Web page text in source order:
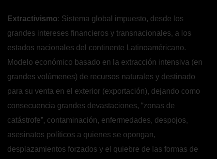
Extractivismo: Sistema global impuesto, desde los
grandes intereses financieros y transnacionales, a los
estados nacionales del continente Latinoaméricano.
Modelo económico basado en la extracción intensiva (en
grandes volúmenes) de recursos naturales y destinado
para su venta en el exterior (exportación), dejando como
consecuencia grandes devastaciones, “zonas de
catástrofe”, contaminación, enfermedades, despojos,
asesinatos políticos a quienes se opongan,
desplazamientos forzados y el quiebre de las formas de